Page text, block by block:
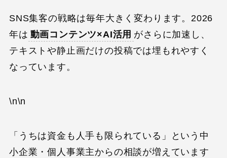
SNS集客の戦略は毎年大きく変わります。2026
年は 動画コンテンツ×AI活用 がさらに加速し、
テキストや静止画だけの投稿では埋もれやすく
なっています。
\n\n
「うちは資金も人手も限られている」という中
小企業・個人事業主からの相談が増えています